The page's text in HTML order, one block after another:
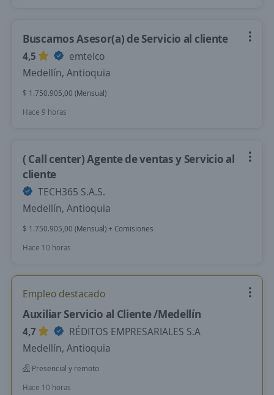
Buscamos Asesor(a) de Servicio al cliente
4,5
emtelco
Medellín, Antioquia
$ 1.750.905,00 (Mensual)
Hace 9 horas
( Call center) Agente de ventas y Servicio al
cliente
TECH365 S.A.S.
Medellín, Antioquia
$ 1.750.905,00 (Mensual) + Comisiones
Hace 10 horas
Empleo destacado
Auxiliar Servicio al Cliente /Medellín
4,7
RÉDITOS EMPRESARIALES S.A
Medellín, Antioquia
Presencial y remoto
Hace 10 horas